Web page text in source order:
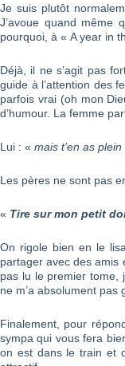
Je suis plutôt
J’avoue quand même
pourquoi, à « A year in
Déjà, il ne s’agit pas
guide à l’attention des
parfois vrai (oh mon
d’humour. La femme
Lui : « mais t’en as
Les pères ne sont pas
« Tire sur mon petit
On rigole bien en le
partager avec des amis
pas lu le premier tome,
ne m’a absolument pas
Finalement, pour
sympa qui vous fera
on est dans le train et